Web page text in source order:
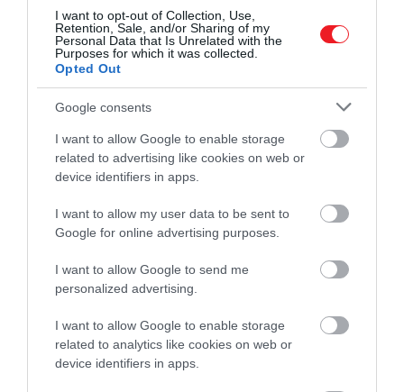
I want to opt-out of Collection, Use,
Retention, Sale, and/or Sharing of my
Personal Data that Is Unrelated with the
Purposes for which it was collected.
Opted Out
Google consents
I want to allow Google to enable storage
related to advertising like cookies on web or
device identifiers in apps.
I want to allow my user data to be sent to
Google for online advertising purposes.
I want to allow Google to send me
personalized advertising.
I want to allow Google to enable storage
related to analytics like cookies on web or
device identifiers in apps.
reményekvagy aHamlet, de a valódi, bulvárlapok
által is kísért hírnév csak akkor érte utol, amikor
kapcsolatba kerültUma Thurmannel
forgatásán.
szerint azonban egyáltalán nem volt elragadtatva
attól, hogy a magánéletének részleteiről újságok
számolnak be.
dolgokat írnak
– mondta Hawke, aki 1998-ban vette feleségül
Thurmant, két gyermekük született, majd 2005-
ben elváltak.